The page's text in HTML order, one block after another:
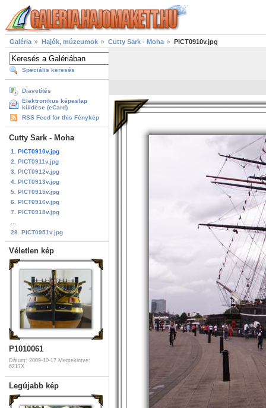
Galéria Hajók, múzeumok Cutty Sark - Moha PICT0910v.jpg
Speciális keresés
Diavetítés
Elektronikus képeslap
küldése (eCard)
RSS Feed for this Fénykép
Cutty Sark - Moha
1. PICT0910v.jpg
2. PICT0911v.jpg
3. PICT0912v.jpg
4. PICT0913v.jpg
5. PICT0915v.jpg
6. PICT0916v.jpg
7. PICT0918v.jpg
28. PICT0951v.jpg
Véletlen kép
P1010061
Dátum: 2009-10-17 Megtekintve:
6217X
Legújabb kép